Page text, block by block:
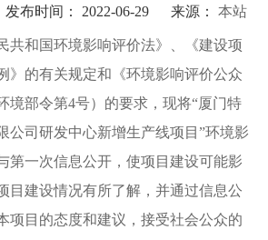
布时间： 2022-06-29 来源： 本站
共和国环境影响评价法》、《建设项
》的有关规定和《环境影响评价公众
境部令第4号）的要求，现将“厦门特
公司研发中心新增生产线项目”环境影
第一次信息公开，使项目建设可能影
目建设情况有所了解，并通过信息公
项目的态度和建议，接受社会公众的